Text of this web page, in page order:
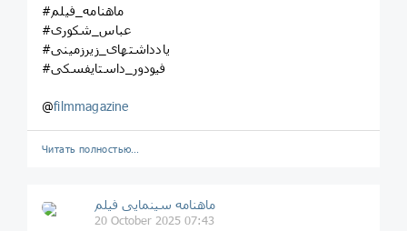
#ماهنامه_فیلم
#عباس_شکوری
#یادداشتهای_زیرزمینی
#فیودور_داستایفسکی
@filmmagazine
Читать полностью…
ماهنامه سینمایی فیلم
20 October 2025 07:43